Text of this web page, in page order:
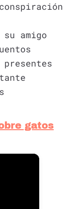
amigo
gatos